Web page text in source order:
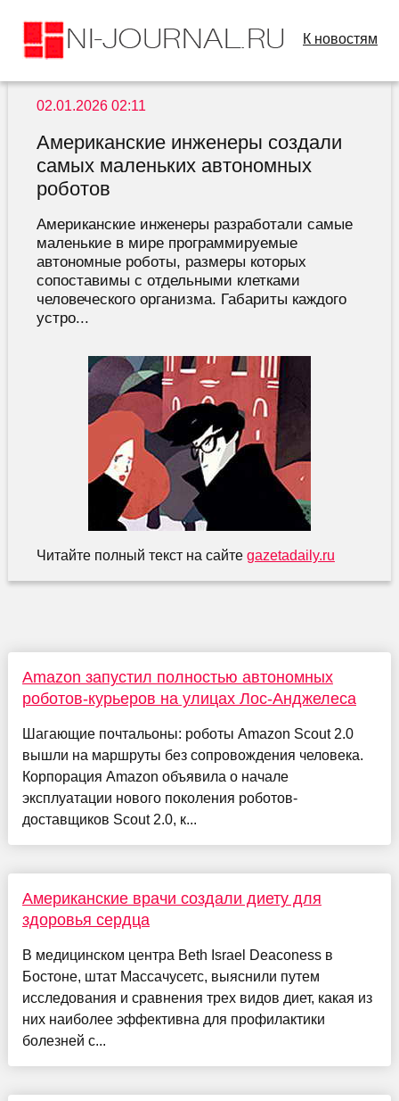
К новостям
02.01.2026 02:11
Американские инженеры создали
самых маленьких автономных
роботов
Американские инженеры разработали самые
маленькие в мире программируемые
автономные роботы, размеры которых
сопоставимы с отдельными клетками
человеческого организма. Габариты каждого
устро...
Читайте полный текст на сайте gazetadaily.ru
Amazon запустил полностью автономных
роботов-курьеров на улицах Лос-Анджелеса
Шагающие почтальоны: роботы Amazon Scout 2.0
вышли на маршруты без сопровождения человека.
Корпорация Amazon объявила о начале
эксплуатации нового поколения роботов-
доставщиков Scout 2.0, к...
Американские врачи создали диету для
здоровья сердца
В медицинском центра Beth Israel Deaconess в
Бостоне, штат Массачусетс, выяснили путем
исследования и сравнения трех видов диет, какая из
них наиболее эффективна для профилактики
болезней с...